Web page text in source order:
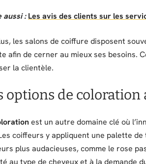
aussi : Les avis des clients sur les
les salons de coiffure disposent
afin de cerner au mieux ses besoins.
la clientèle.
options de coloration
est un autre domaine clé où
coiffeurs y appliquent une palette
plus audacieuses, comme le rose
au type de cheveux et à la demande